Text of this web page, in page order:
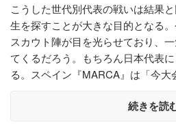
こうした世代別代表の戦いは結果
生を探すことが大きな目的となる
スカウト陣が目を光らせており、
てくるだろう。もちろん日本代表
る。スペイン『MARCA』は「今大
続きを読